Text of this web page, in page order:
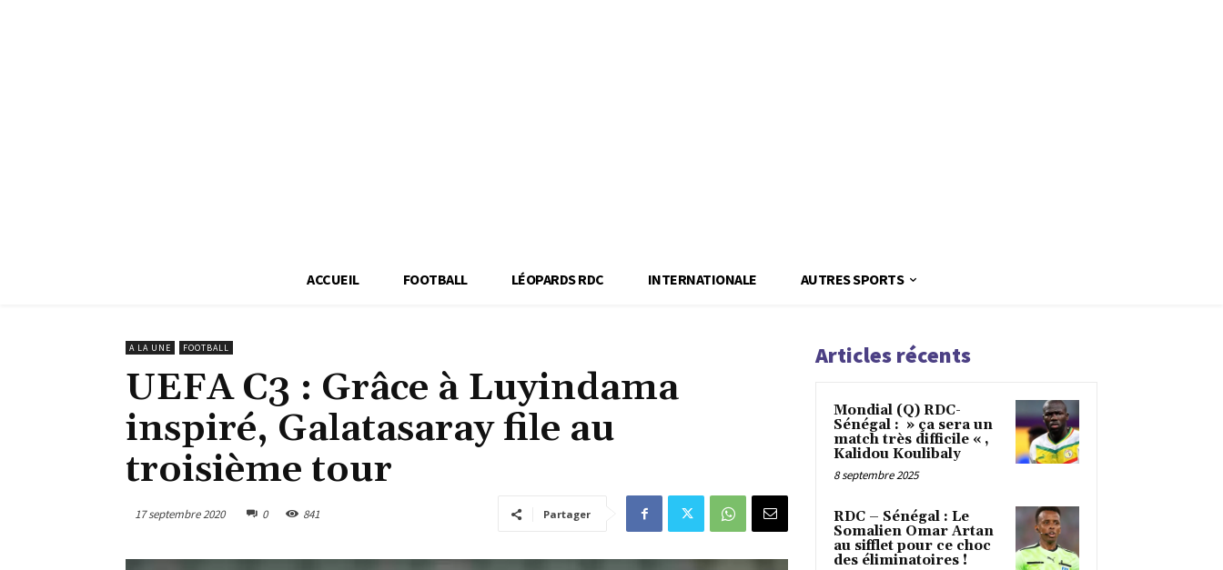
ACCUEIL FOOTBALL LÉOPARDS RDC INTERNATIONALE AUTRES SPORTS
A LA UNE FOOTBALL
UEFA C3 : Grâce à Luyindama
inspiré, Galatasaray file au
troisième tour
17 septembre 2020 0 841 Partager
Articles récents
Mondial (Q) RDC-
Sénégal : » ça sera un
match très difficile « ,
Kalidou Koulibaly
8 septembre 2025
RDC – Sénégal : Le
Somalien Omar Artan
au sifflet pour ce choc
des éliminatoires !